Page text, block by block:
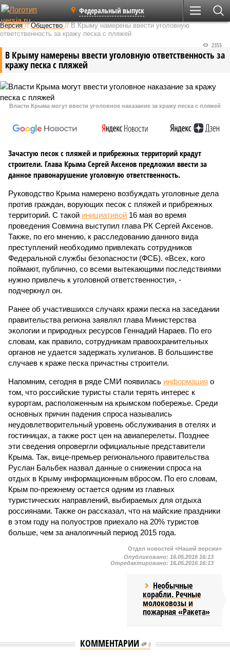
Федеральный выпуск
Версия //Общество //В Крыму намерены ввести уголовную
ответственность за кражу песка с пляжей
В Крыму намерены ввести уголовную ответственность за
кражу песка с пляжей
2355
Власти Крыма могут ввести уголовное наказание за кражу песка с пляжей
Зачастую песок с пляжей и прибрежных территорий крадут
строители. Глава Крыма Сергей Аксенов предложил ввести за
данное правонарушение уголовную ответственность.
Руководство Крыма намерено возбуждать уголовные дела
против граждан, ворующих песок с пляжей и прибрежных
территорий. С такой инициативой 16 мая во время
проведения Совмина выступил глава РК Сергей Аксенов.
Также, по его мнению, к расследованию данного вида
преступлений необходимо привлекать сотрудников
Федеральной службы безопасности (ФСБ). «Всех, кого
поймают, публично, со всеми вытекающими последствиями
нужно привлечь к уголовной ответственности», -
подчеркнул он.
Ранее об участившихся случаях кражи песка на заседании
правительства региона заявлял глава Министерства
экологии и природных ресурсов Геннадий Нараев. По его
словам, как правило, сотрудникам правоохранительных
органов не удается задержать хулиганов. В большинстве
случаев к краже песка причастны строители.
Напомним, сегодня в ряде СМИ появилась информация о
том, что российские туристы стали терять интерес к
курортам, расположенным на крымском побережье. Среди
основных причин падения спроса назывались
неудовлетворительный уровень обслуживания в отелях и
гостиницах, а также рост цен на авиаперелеты. Позднее
эти сведения опровергли официальные представители
Крыма. Так, вице-премьер регионального правительства
Руслан Бальбек назвал данные о снижении спроса на
отдых в Крыму информационным вбросом. По его словам,
Крым по-прежнему остается одним из главных
туристических направлений, выбираемых для отдыха
россиянами. Также он рассказал, что на майские праздники
в этом году на полуостров приехало на 20% туристов
больше, чем за аналогичный период 2015 года.
Отдел новостей «Нашей версии»
Опубликовано: 16.05.2016 16:13
Отредактировано: 16.05.2016 16:13
Необычные
корабли. Речные
молоковозы и
пожарная «Ракета»
КОММЕНТАРИИ 0